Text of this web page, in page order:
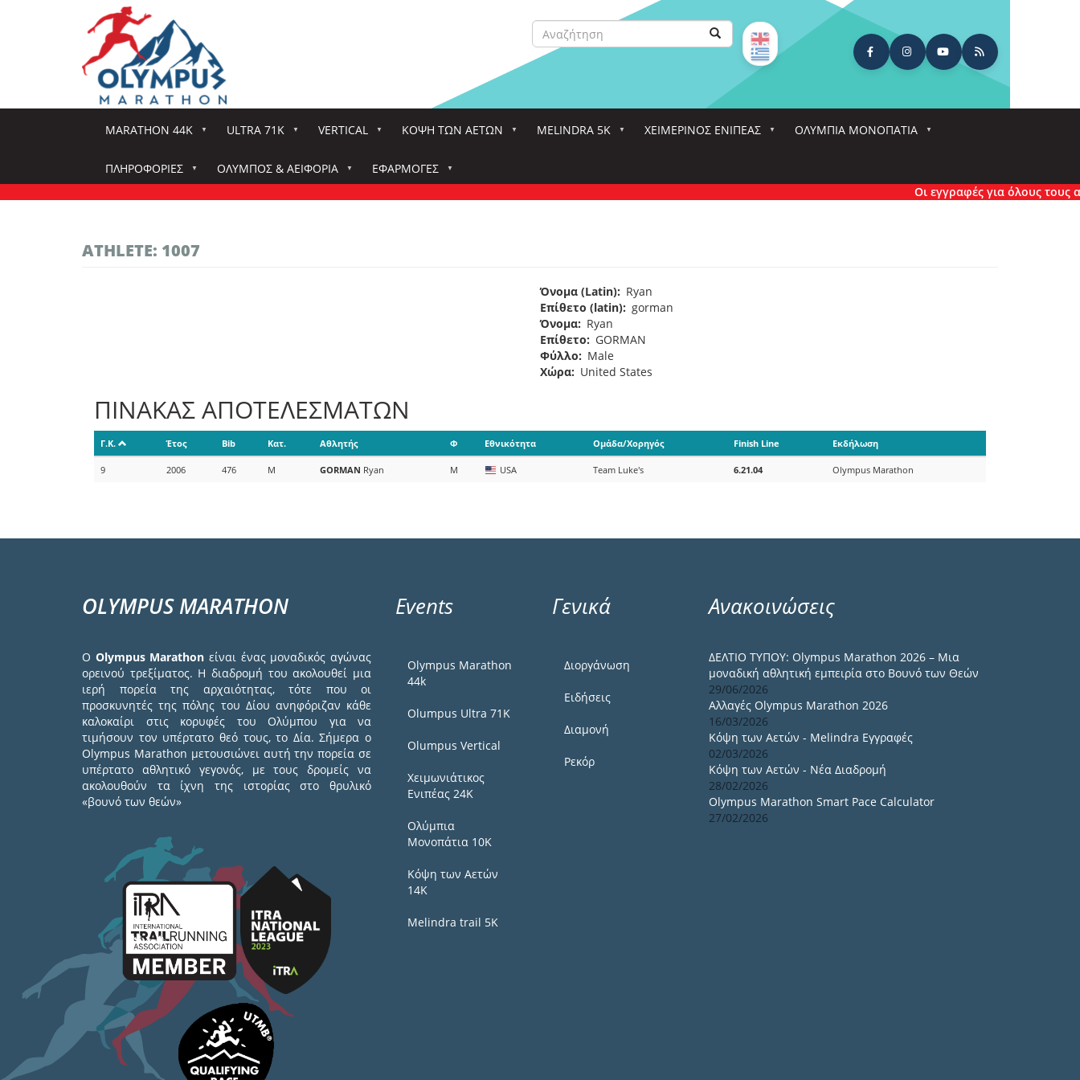
Search
Αναζήτηση Αναζήτηση
MARATHON 44K ULTRA 71K VERTICAL ΚΌΨΗ ΤΩΝ ΑΕΤΏΝ MELINDRA 5K ΧΕΙΜΕΡΙΝΟΣ ΕΝΙΠΕΑΣ ΟΛΎΜΠΙΑ ΜΟΝΟΠΆΤΙΑ
ΠΛΗΡΟΦΟΡΊΕΣ ΌΛΥΜΠΟΣ & ΑΕΙΦΟΡΊΑ
ΕΦΑΡΜΟΓΈΣ
Οι εγγραφές για όλους τους
ATHLETE: 1007
Όνομα (Latin)
Ryan
Επίθετο (latin) gorman
Όνομα
Ryan
Επίθετο
GORMAN
Φύλλο
Male
Χώρα
United States
ΠΙΝΑΚΑΣ ΑΠΟΤΕΛΕΣΜΑΤΩΝ
Γ.Κ. Έτος Bib Κατ. Αθλητής Φ Εθνικότητα Ομάδα/Χορηγός Finish Line Εκδήλωση
9 2006 476 M GORMAN Ryan M USA Team Luke's 6.21.04 Olympus Marathon
OLYMPUS MARATHON
Ο Olympus Marathon είναι ένας μοναδικός αγώνας
ορεινού τρεξίματος. Η διαδρομή του ακολουθεί μια
ιερή πορεία της αρχαιότητας, τότε που οι
προσκυνητές της πόλης του Δίου ανηφόριζαν κάθε
καλοκαίρι στις κορυφές του Ολύμπου για να
τιμήσουν τον υπέρτατο θεό τους, το Δία. Σήμερα ο
Olympus Marathon μετουσιώνει αυτή την πορεία σε
υπέρτατο αθλητικό γεγονός, με τους δρομείς να
ακολουθούν τα ίχνη της ιστορίας στο θρυλικό
«βουνό των θεών»
Events
Olympus Marathon
44k
Olumpus Ultra 71K
Olumpus Vertical
Χειμωνιάτικος
Ενιπέας 24Κ
Ολύμπια
Μονοπάτια 10Κ
Κόψη των Αετών
14Κ
Melindra trail 5Κ
Γενικά
Διοργάνωση
Ειδήσεις
Διαμονή
Ρεκόρ
Ανακοινώσεις
ΔΕΛΤΙΟ ΤΥΠΟΥ: Olympus Marathon 2026 – Μια
μοναδική αθλητική εμπειρία στο Βουνό των Θεών
29/06/2026
Αλλαγές Olympus Marathon 2026
16/03/2026
Κόψη των Αετών - Melindra Εγγραφές
02/03/2026
Κόψη των Αετών - Νέα Διαδρομή
28/02/2026
Olympus Marathon Smart Pace Calculator
27/02/2026